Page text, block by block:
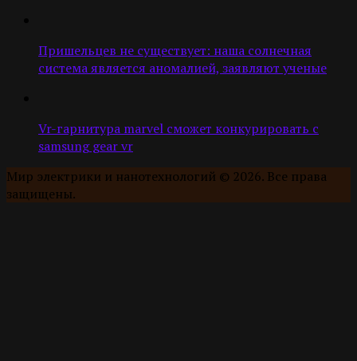
Пришельцев не существует: наша солнечная
система является аномалией, заявляют ученые
Vr-гарнитура marvel сможет конкурировать с
samsung gear vr
Мир электрики и нанотехнологий © 2026. Все права
защищены.